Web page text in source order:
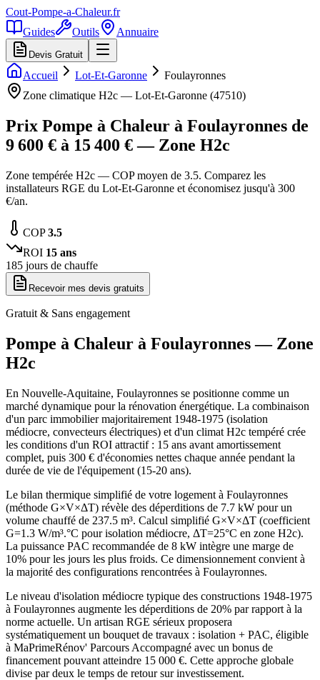
Cout-Pompe-a-Chaleur.fr
Guides
Outils Annuaire
Devis Gratuit
Accueil Lot-Et-Garonne
Foulayronnes
Zone climatique H2c — Lot-Et-Garonne (47510)
Prix Pompe à Chaleur à Foulayronnes de
9 600 € à 15 400 € — Zone H2c
Zone tempérée H2c — COP moyen de 3.5. Comparez les
installateurs RGE du Lot-Et-Garonne et économisez jusqu'à 300
€/an.
COP3.5
ROI 15 ans
185 jours de chauffe
Recevoir mes devis gratuits
Gratuit & Sans engagement
Pompe à Chaleur à Foulayronnes— Zone
H2c
En Nouvelle-Aquitaine, Foulayronnes se positionne comme un
marché dynamique pour la rénovation énergétique. La combinaison
d'un parc immobilier majoritairement 1948-1975 (isolation
médiocre, convecteurs électriques) et d'un climat H2c tempéré crée
les conditions d'un ROI attractif : 15 ans avant amortissement
complet, puis 300 € d'économies nettes chaque année pendant la
durée de vie de l'équipement (15-20 ans).
Le bilan thermique simplifié de votre logement à Foulayronnes
(méthode G×V×ΔT) révèle des déperditions de 7.7 kW pour un
volume chauffé de 237.5 m³. Calcul simplifié G×V×ΔT (coefficient
G=1.3 W/m³.°C pour isolation médiocre, ΔT=25°C en zone H2c).
La puissance PAC recommandée de 8 kW intègre une marge de
10% pour les jours les plus froids. Ce dimensionnement convient à
la majorité des configurations rencontrées à Foulayronnes.
Le niveau d'isolation médiocre typique des constructions 1948-1975
à Foulayronnes augmente les déperditions de 20% par rapport à la
norme actuelle. Un artisan RGE sérieux proposera
systématiquement un bouquet de travaux : isolation + PAC, éligible
à MaPrimeRénov' Parcours Accompagné avec un bonus de
financement pouvant atteindre 15 000 €. Cette approche globale
divise par deux le temps de retour sur investissement.